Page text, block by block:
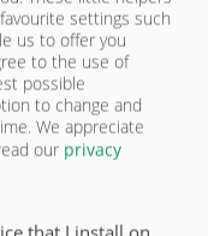
settings such
us to offer you
to the use of
possible
to change and
We appreciate
our privacy